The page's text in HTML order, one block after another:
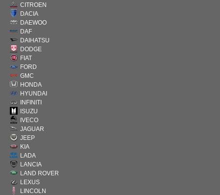
CITROEN
DACIA
DAEWOO
DAF
DAIHATSU
DODGE
FIAT
FORD
GMC
HONDA
HYUNDAI
INFINITI
ISUZU
IVECO
JAGUAR
JEEP
KIA
LADA
LANCIA
LAND ROVER
LEXUS
LINCOLN